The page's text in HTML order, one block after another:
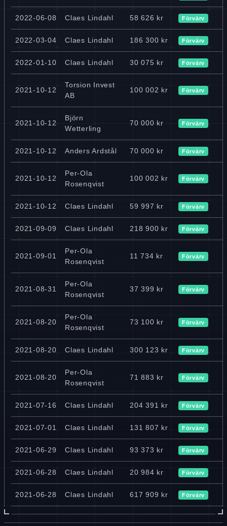
2022-06-08 Claes Lindahl 58 626 kr Förvärv
2022-03-04 Claes Lindahl 186 300 kr Förvärv
2022-01-10 Claes Lindahl 30 075 kr Förvärv
2021-10-12
Torsion Invest
AB
100 002 kr Förvärv
2021-10-12
Björn
Wetterling
70 000 kr Förvärv
2021-10-12 Anders Ardstål 70 000 kr Förvärv
2021-10-12
Per-Ola
Rosenqvist
100 002 kr Förvärv
2021-10-12 Claes Lindahl 59 997 kr Förvärv
2021-09-09 Claes Lindahl 218 900 kr Förvärv
2021-09-01
Per-Ola
Rosenqvist
11 734 kr Förvärv
2021-08-31
Per-Ola
Rosenqvist
37 399 kr Förvärv
2021-08-20
Per-Ola
Rosenqvist
73 100 kr Förvärv
2021-08-20 Claes Lindahl 300 123 kr Förvärv
2021-08-20
Per-Ola
Rosenqvist
71 883 kr Förvärv
2021-07-16 Claes Lindahl 204 391 kr Förvärv
2021-07-01 Claes Lindahl 131 807 kr Förvärv
2021-06-29 Claes Lindahl 93 373 kr Förvärv
2021-06-28 Claes Lindahl 20 984 kr Förvärv
2021-06-28 Claes Lindahl 617 909 kr Förvärv